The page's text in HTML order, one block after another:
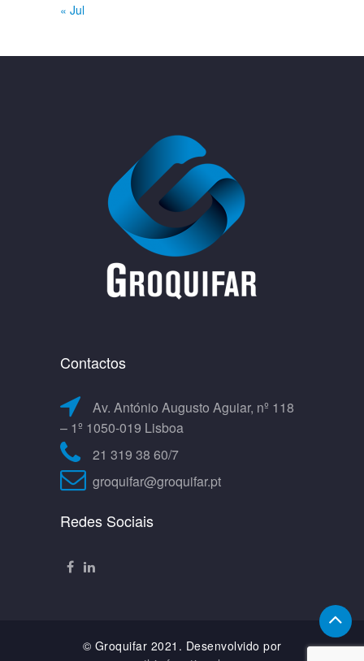
« Jul
Contactos
Av. António Augusto Aguiar, nº 118
– 1º 1050-019 Lisboa
21 319 38 60/7
groquifar@groquifar.pt
Redes Sociais
© Groquifar 2021. Desenvolvido por